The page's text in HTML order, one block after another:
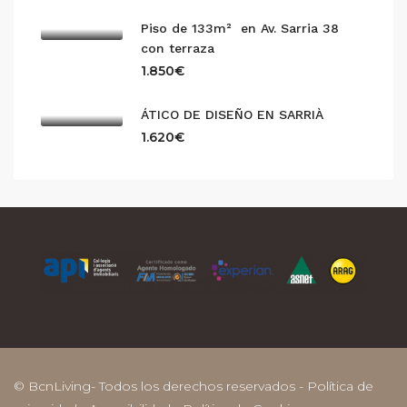
Piso de 133m² en Av. Sarria 38
con terraza
1.850€
ÁTICO DE DISEÑO EN SARRIÀ
1.620€
© BcnLiving- Todos los derechos reservados - Política de